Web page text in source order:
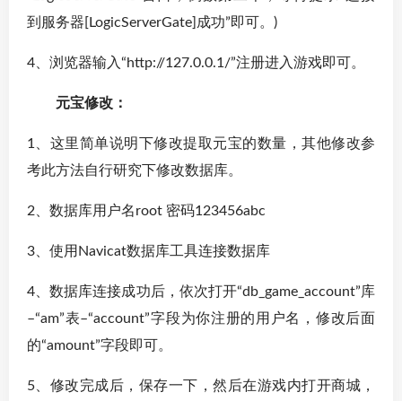
到服务器[LogicServerGate]成功”即可。)
4、浏览器输入“http://127.0.0.1/”注册进入游戏即可。
元宝修改：
1、这里简单说明下修改提取元宝的数量，其他修改参
考此方法自行研究下修改数据库。
2、数据库用户名root 密码123456abc
3、使用Navicat数据库工具连接数据库
4、数据库连接成功后，依次打开“db_game_account”库
–“am”表–“account”字段为你注册的用户名，修改后面
的“amount”字段即可。
5、修改完成后，保存一下，然后在游戏内打开商城，